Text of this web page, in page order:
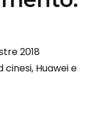
2018
Huawei e